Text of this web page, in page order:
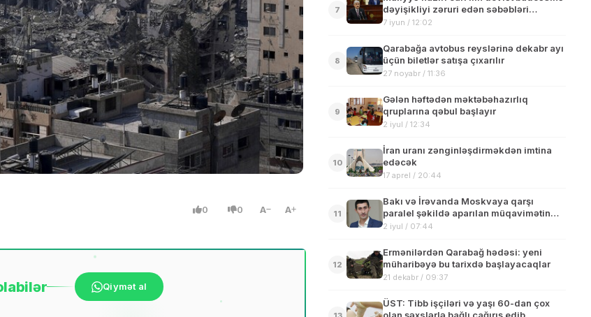
0 0 A A
bilər Qiymət al
7
dəyişikliyi zəruri edən səbəbləri
açıqlayıb
7 iyun / 12:02
8
Qarabağa avtobus reyslərinə dekabr ayı
üçün biletlər satışa çıxarılır
27 noyabr / 11:36
9
Gələn həftədən məktəbəhazırlıq
qruplarına qəbul başlayır
2 iyul / 12:34
10
İran uranı zənginləşdirməkdən imtina
edəcək
17 aprel / 20:44
11
Bakı və İrəvanda Moskvaya qarşı
paralel şəkildə aparılan müqavimətin
tarixi əhəmiyyəti var-ASİF NƏRİMANLI
2 iyul / 07:44
12
Ermənilərdən Qarabağ hədəsi: yeni
müharibəyə bu tarixdə başlayacaqlar
21 dekabr / 09:37
ÜST: Tibb işçiləri və yaşı 60-dan çox